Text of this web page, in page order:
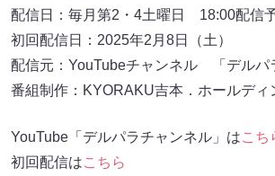
配信日：毎月第2・4土曜日 18:00配
初回配信日：2025年2月8日（土）
配信元：YouTubeチャンネル 「デルパ
番組制作：KYORAKU吉本．ホールディ
YouTube「デルパラチャンネル」はこち
初回配信はこちら